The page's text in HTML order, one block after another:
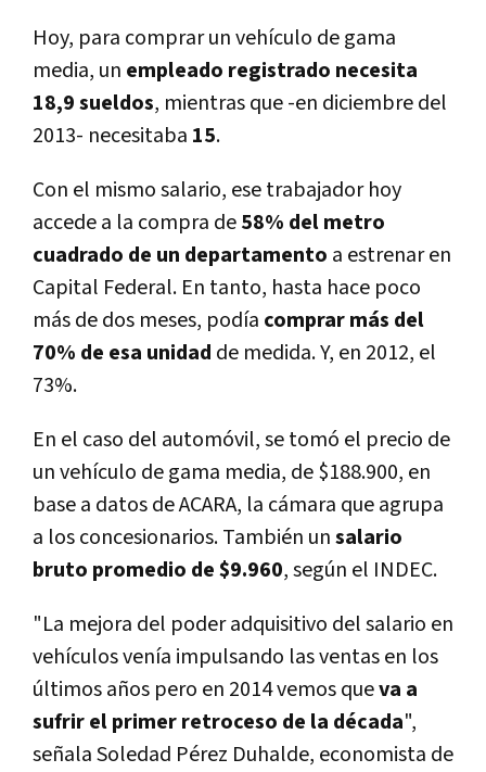
Hoy, para comprar un vehículo de gama
media, un empleado registrado necesita
18,9 sueldos, mientras que -en diciembre del
2013- necesitaba 15.
Con el mismo salario, ese trabajador hoy
accede a la compra de58% del metro
cuadrado de un departamento a estrenar en
Capital Federal. En tanto, hasta hace poco
más de dos meses, podía comprar más del
70% de esa unidad de medida. Y, en 2012, el
73%.
En el caso del automóvil, se tomó el precio de
un vehículo de gama media, de $188.900, en
base a datos de ACARA, la cámara que agrupa
a los concesionarios. También unsalario
bruto promedio de $9.960, según el INDEC.
"La mejora del poder adquisitivo del salario en
vehículos venía impulsando las ventas en los
últimos años pero en 2014 vemos queva a
sufrir el primer retroceso de la década",
señala Soledad Pérez Duhalde, economista de